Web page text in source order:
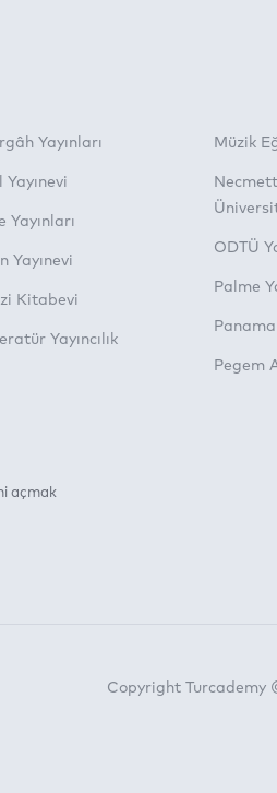
Yayınları
Yayınevi
Yayınları
Yayınevi
Kitabevi
Yayıncılık
Müzik
ODTÜ
Palme
Panama
Pegem
açmak
Copyright Turcademy